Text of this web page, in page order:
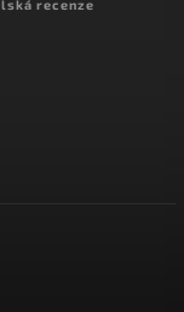
recenze